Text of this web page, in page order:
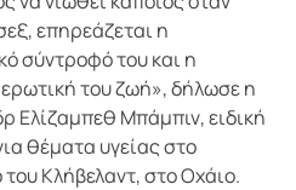
επηρεάζεται η
σύντροφό του και η
του ζωή», δήλωσε η
Ελίζαμπεθ Μπάμπιν, ειδική
θέματα υγείας στο
Κλήβελαντ, στο Οχάιο.